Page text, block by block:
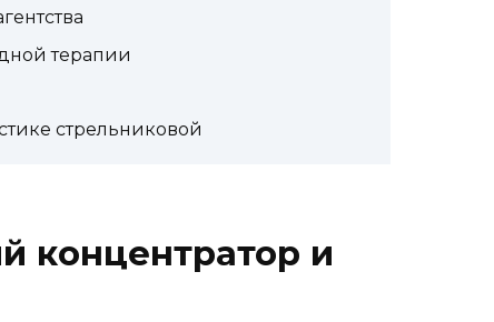
терапии
стрельниковой
концентратор и